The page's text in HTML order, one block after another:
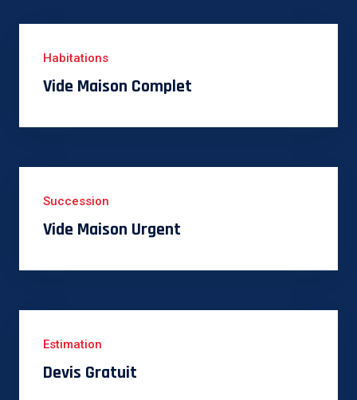
Habitations
Vide Maison Complet
Succession
Vide Maison Urgent
Estimation
Devis Gratuit